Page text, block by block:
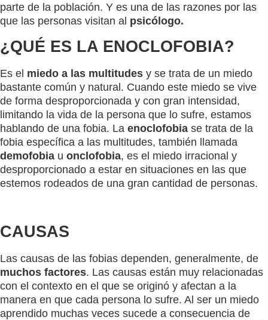
parte de la población. Y es una de las razones por las
que las personas visitan al psicólogo.
¿QUÉ ES LA ENOCLOFOBIA?
Es el miedo a las multitudes y se trata de un miedo
bastante común y natural. Cuando este miedo se vive
de forma desproporcionada y con gran intensidad,
limitando la vida de la persona que lo sufre, estamos
hablando de una fobia. La enoclofobia se trata de la
fobia específica a las multitudes, también llamada
demofobia u onclofobia, es el miedo irracional y
desproporcionado a estar en situaciones en las que
estemos rodeados de una gran cantidad de personas.
CAUSAS
Las causas de las fobias dependen, generalmente, de
muchos factores. Las causas están muy relacionadas
con el contexto en el que se originó y afectan a la
manera en que cada persona lo sufre. Al ser un miedo
aprendido muchas veces sucede a consecuencia de